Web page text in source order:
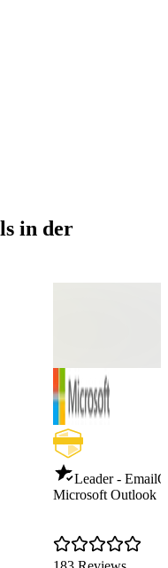
in der
Leader - Email
Microsoft Outlook